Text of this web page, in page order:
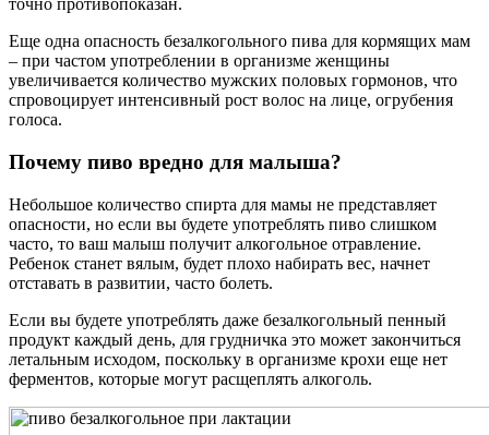
точно противопоказан.
Еще одна опасность безалкогольного пива для кормящих мам
– при частом употреблении в организме женщины
увеличивается количество мужских половых гормонов, что
спровоцирует интенсивный рост волос на лице, огрубения
голоса.
Почему пиво вредно для малыша?
Небольшое количество спирта для мамы не представляет
опасности, но если вы будете употреблять пиво слишком
часто, то ваш малыш получит алкогольное отравление.
Ребенок станет вялым, будет плохо набирать вес, начнет
отставать в развитии, часто болеть.
Если вы будете употреблять даже безалкогольный пенный
продукт каждый день, для грудничка это может закончиться
летальным исходом, поскольку в организме крохи еще нет
ферментов, которые могут расщеплять алкоголь.